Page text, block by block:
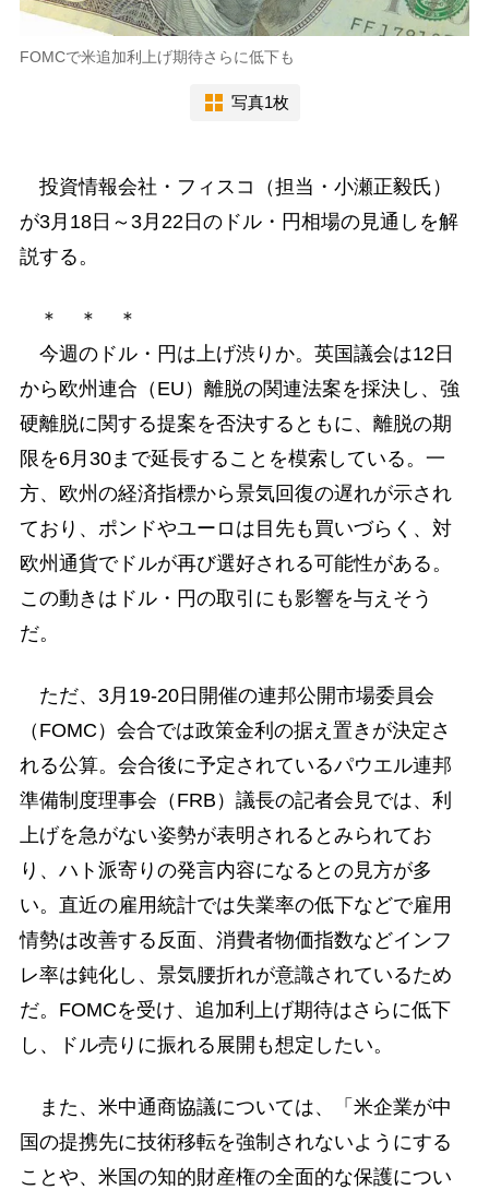
FOMCで米追加利上げ期待さらに低下も
写真1枚
投資情報会社・フィスコ（担当・小瀬正毅氏）
が3月18日～3月22日のドル・円相場の見通しを解
説する。
＊ ＊ ＊
今週のドル・円は上げ渋りか。英国議会は12日
から欧州連合（EU）離脱の関連法案を採決し、強
硬離脱に関する提案を否決するともに、離脱の期
限を6月30まで延長することを模索している。一
方、欧州の経済指標から景気回復の遅れが示され
ており、ポンドやユーロは目先も買いづらく、対
欧州通貨でドルが再び選好される可能性がある。
この動きはドル・円の取引にも影響を与えそう
だ。
ただ、3月19-20日開催の連邦公開市場委員会
（FOMC）会合では政策金利の据え置きが決定さ
れる公算。会合後に予定されているパウエル連邦
準備制度理事会（FRB）議長の記者会見では、利
上げを急がない姿勢が表明されるとみられてお
り、ハト派寄りの発言内容になるとの見方が多
い。直近の雇用統計では失業率の低下などで雇用
情勢は改善する反面、消費者物価指数などインフ
レ率は鈍化し、景気腰折れが意識されているため
だ。FOMCを受け、追加利上げ期待はさらに低下
し、ドル売りに振れる展開も想定したい。
また、米中通商協議については、「米企業が中
国の提携先に技術移転を強制されないようにする
ことや、米国の知的財産権の全面的な保護につい